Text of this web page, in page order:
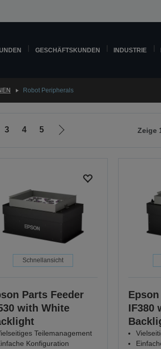
GESCHÄFTSKUNDEN INDUSTRIE
Robot Peripherals
3 4 5
Zur
Zeige
Schnellansicht
Parts Feeder
with White
Teilemanagement
Konfiguration
IF380